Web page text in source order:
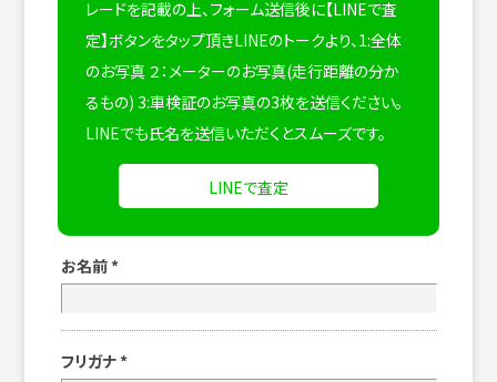
レードを記載の上、フォーム送信後に【LINEで査
定】ボタンをタップ頂きLINEのトークより、1:全体
のお写真 ２：メーターのお写真(走行距離の分か
るもの) 3:車検証のお写真の3枚を送信ください。
LINEでも氏名を送信いただくとスムーズです。
LINEで査定
お名前 *
フリガナ *